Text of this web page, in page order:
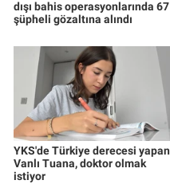
dışı bahis operasyonlarında 67
şüpheli gözaltına alındı
YKS'de Türkiye derecesi yapan
Vanlı Tuana, doktor olmak
istiyor